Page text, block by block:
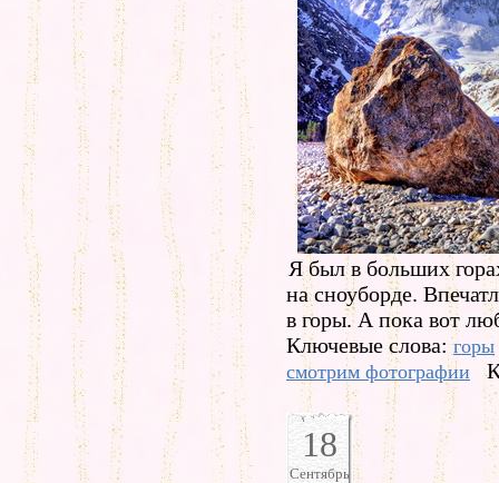
Я был в больших
на сноуборде.
в горы. А пока вот
Ключевые слова:горы
смотрим фотографии
18
Сентябрь